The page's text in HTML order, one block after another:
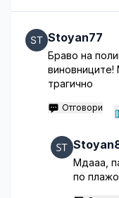
Stoyan77
Браво на
виновниците!
трагично
Отговори
Мдааа,
по